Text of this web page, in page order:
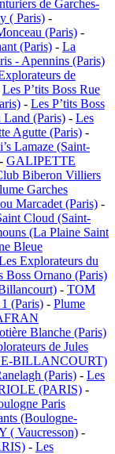
de Garches-
( Paris) -
(Paris) -
(Paris) - La
- Apennins (Paris)
de
Les P’tits Boss Rue
- Les P’tits Boss
(Paris) - Les
Agutte (Paris) -
Lamaze (Saint-
- GALIPETTE
Biberon Villiers
Garches
Marcadet (Paris) -
Cloud (Saint-
(La Plaine Saint
Bleue
Explorateurs du
Boss Ornano (Paris)
- TOM
(Paris) - Plume
Blanche (Paris)
de Jules
BILLANCOURT)
(Paris) - Les
(PARIS) -
Paris
(Boulogne-
( Vaucresson) -
- Les